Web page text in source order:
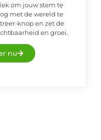
om jouw stem te
met de wereld te
knop en zet de
en groei.
nu